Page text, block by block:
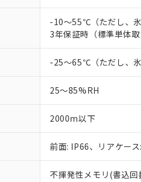
-10～55℃（ただし、氷
3年保証時（標準単体
-25～65℃（ただし、氷
25～85%RH
2000m以下
前面: IP66、リアケー
不揮発性メモリ(書込回